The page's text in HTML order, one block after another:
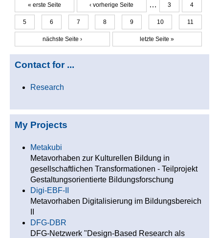
Seiten
« erste Seite ‹ vorherige Seite … 3 4
5 6 7 8 9 10 11
nächste Seite › letzte Seite »
Contact for ...
Research
My Projects
Metakubi
Metavorhaben zur Kulturellen Bildung in
gesellschaftlichen Transformationen - Teilprojekt
Gestaltungsorientierte Bildungsforschung
Digi-EBF-II
Metavorhaben Digitalisierung im Bildungsbereich
DFG-DBR
DFG-Netzwerk "Design-Based Research als